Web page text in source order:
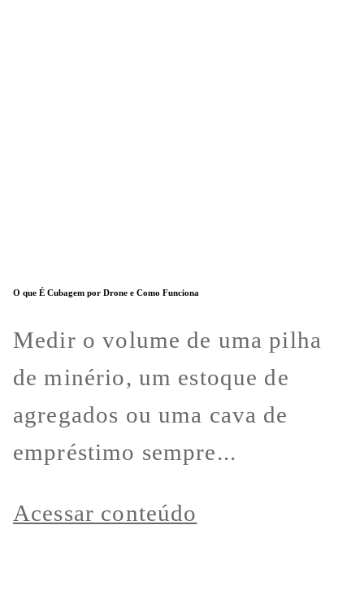
O que É Cubagem por Drone e Como Funciona
Medir o volume de uma pilha
de minério, um estoque de
agregados ou uma cava de
empréstimo sempre...
Acessar conteúdo